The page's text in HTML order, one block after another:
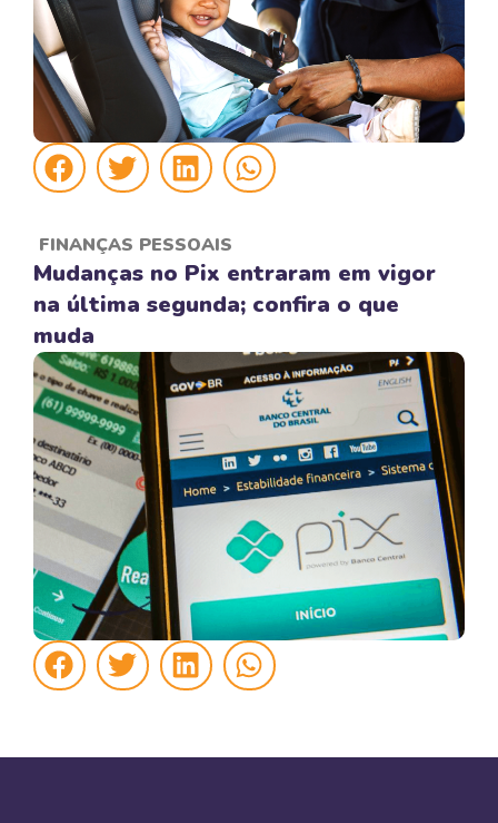
FINANÇAS PESSOAIS
Mudanças no Pix entraram em vigor
na última segunda; confira o que
muda